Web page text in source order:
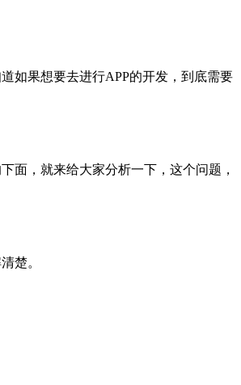
如果想要去进行APP的开发，到底需要
面，就来给大家分析一下，这个问题，
楚。